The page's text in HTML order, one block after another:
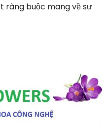
ràng buộc mang về sự